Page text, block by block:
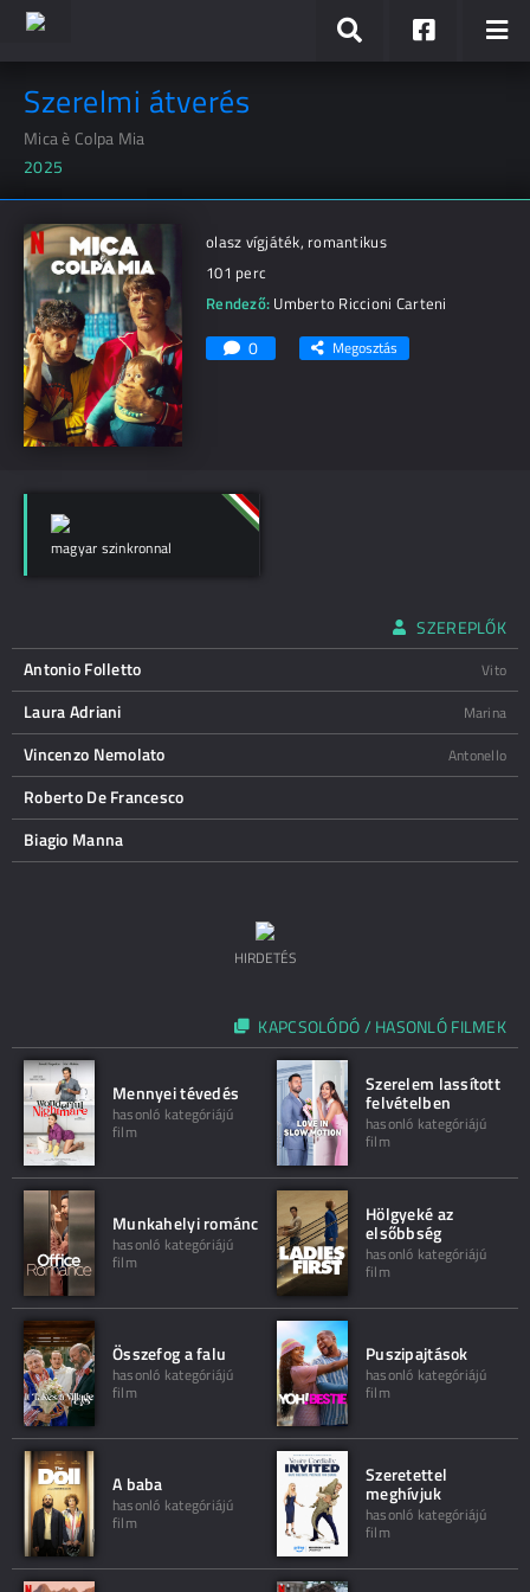
Szerelmi átverés
Mica è Colpa Mia
2025
olasz vígjáték, romantikus
101 perc
Rendező: Umberto Riccioni Carteni
0 Megosztás
magyar szinkronnal
SZEREPLŐK
Antonio Folletto
Vito
Laura Adriani Marina
Vincenzo Nemolato Antonello
Roberto De Francesco
Biagio Manna
HIRDETÉS
KAPCSOLÓDÓ / HASONLÓ FILMEK
Mennyei tévedés
hasonló kategóriájú
film
Szerelem lassított
felvételben
hasonló kategóriájú
film
Munkahelyi románc
hasonló kategóriájú
film
Hölgyeké az
elsőbbség
hasonló kategóriájú
film
Összefog a falu
hasonló kategóriájú
film
Puszipajtások
hasonló kategóriájú
film
A baba
hasonló kategóriájú
film
Szeretettel
meghívjuk
hasonló kategóriájú
film